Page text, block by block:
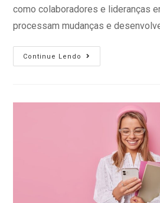
como colaboradores e lideranças
processam mudanças e
Continue Lendo